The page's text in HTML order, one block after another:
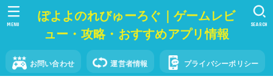
ぽよよのれびゅーろぐ｜ゲームレビ
ュー・攻略・おすすめアプリ情報
お問い合わせ 運営者情報 プライバシーポリシー
SEARCH
MENU